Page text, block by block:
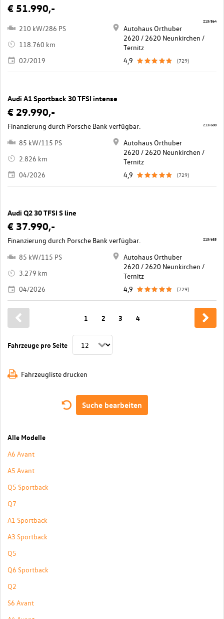
€ 51.990,-
210 kW/286 PS
118.760 km
02/2019
Autohaus Orthuber
2620 / 2620 Neunkirchen /
Ternitz
4,9
(729)
213/864
Audi A1 Sportback 30 TFSI intense
€ 29.990,-
Finanzierung durch Porsche Bank verfügbar.
85 kW/115 PS
2.826 km
04/2026
Autohaus Orthuber
2620 / 2620 Neunkirchen /
Ternitz
4,9
(729)
213/688
Audi Q2 30 TFSI S line
€ 37.990,-
Finanzierung durch Porsche Bank verfügbar.
85 kW/115 PS
3.279 km
04/2026
Autohaus Orthuber
2620 / 2620 Neunkirchen /
Ternitz
4,9
(729)
213/685
Fahrzeuge pro Seite
1 2 3 4
Fahrzeugliste drucken
Suche bearbeiten
Alle Modelle
A6 Avant
A5 Avant
Q5 Sportback
Q7
A1 Sportback
A3 Sportback
Q5
Q6 Sportback
Q2
S6 Avant